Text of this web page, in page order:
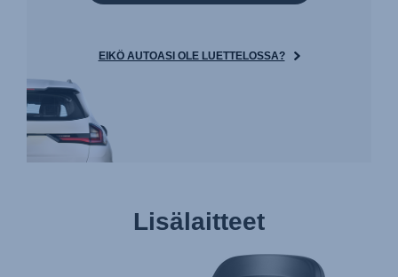
EIKÖ AUTOASI OLE LUETTELOSSA?
Lisälaitteet